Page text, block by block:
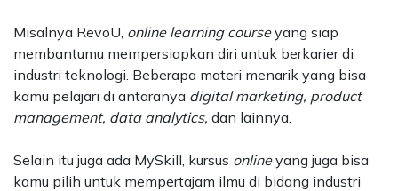
Misalnya RevoU, online learning courseyang siap
membantumu mempersiapkan diri untuk berkarier di
industri teknologi. Beberapa materi menarik yang bisa
kamu pelajari di antaranya digital marketing, product
management, data analytics, dan lainnya.
Selain itu juga ada MySkill, kursus onlineyang juga bisa
kamu pilih untuk mempertajam ilmu di bidang industri